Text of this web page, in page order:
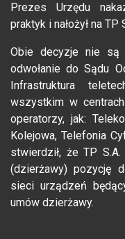
Prezes Urzędu
praktyk i nałożył na
Obie decyzje nie są
odwołanie do Sądu
Infrastruktura
wszystkim w
operatorzy, jak:
Kolejowa, Telefonia
stwierdził, że TP
(dzierżawy) pozycję
sieci urządzeń
umów dzierżawy.